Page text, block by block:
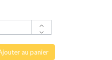
au panier